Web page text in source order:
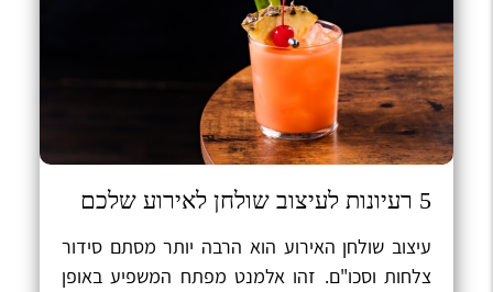
5 רעיונות לעיצוב שולחן לאירוע שלכם
​עיצוב שולחן האירוע הוא הרבה יותר מסתם סידור
צלחות וסכו"ם. זהו אלמנט מפתח המשפיע באופן